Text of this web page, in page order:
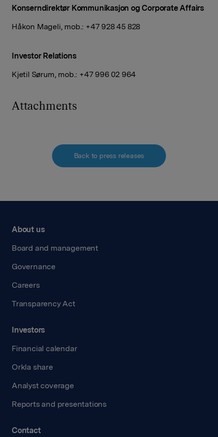
Konserndirektør Kommunikasjon og Corporate Affairs
Håkon Mageli, mob.: +47 928 45 828
Investor Relations
Kjetil Sørum, mob.: +47 996 02 964
Attachments
Back to press releases
About us
Board and management
Governance
Careers
Transparency Act
Investors
Financial calendar
Orkla share
Analyst coverage
Reports and presentations
Contact